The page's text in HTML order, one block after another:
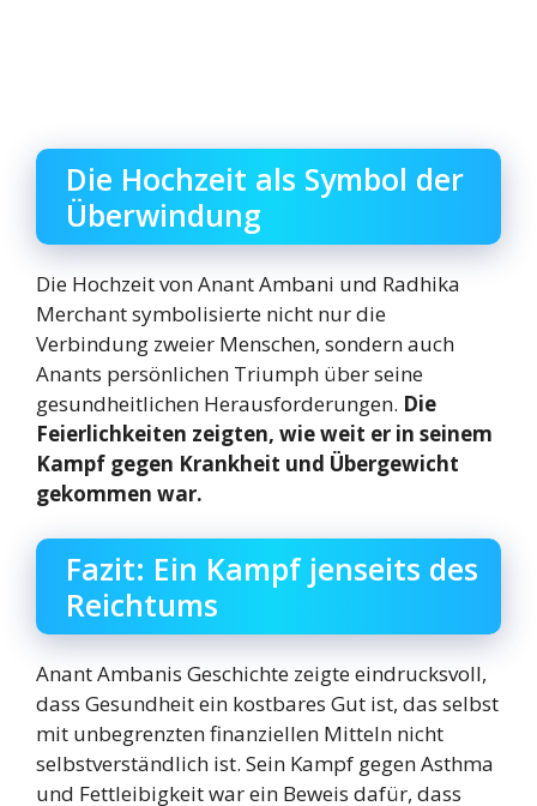
Die Hochzeit als Symbol der
Überwindung
Die Hochzeit von Anant Ambani und Radhika
Merchant symbolisierte nicht nur die
Verbindung zweier Menschen, sondern auch
Anants persönlichen Triumph über seine
gesundheitlichen Herausforderungen. Die
Feierlichkeiten zeigten, wie weit er in seinem
Kampf gegen Krankheit und Übergewicht
gekommen war.
Fazit: Ein Kampf jenseits des
Reichtums
Anant Ambanis Geschichte zeigte eindrucksvoll,
dass Gesundheit ein kostbares Gut ist, das selbst
mit unbegrenzten finanziellen Mitteln nicht
selbstverständlich ist. Sein Kampf gegen Asthma
und Fettleibigkeit war ein Beweis dafür, dass